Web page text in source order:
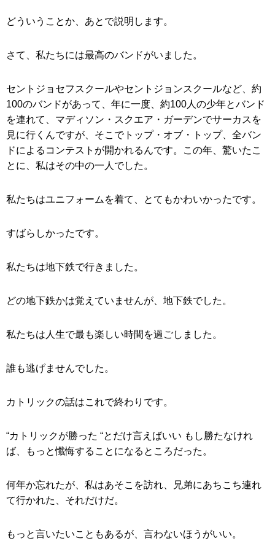
どういうことか、あとで説明します。
さて、私たちには最高のバンドがいました。
セントジョセフスクールやセントジョンスクールなど、約
100のバンドがあって、年に一度、約100人の少年とバンド
を連れて、マディソン・スクエア・ガーデンでサーカスを
見に行くんですが、そこでトップ・オブ・トップ、全バン
ドによるコンテストが開かれるんです。この年、驚いたこ
とに、私はその中の一人でした。
私たちはユニフォームを着て、とてもかわいかったです。
すばらしかったです。
私たちは地下鉄で行きました。
どの地下鉄かは覚えていませんが、地下鉄でした。
私たちは人生で最も楽しい時間を過ごしました。
誰も逃げませんでした。
カトリックの話はこれで終わりです。
“カトリックが勝った “とだけ言えばいい もし勝たなけれ
ば、もっと懺悔することになるところだった。
何年か忘れたが、私はあそこを訪れ、兄弟にあちこち連れ
て行かれた、それだけだ。
もっと言いたいこともあるが、言わないほうがいい。